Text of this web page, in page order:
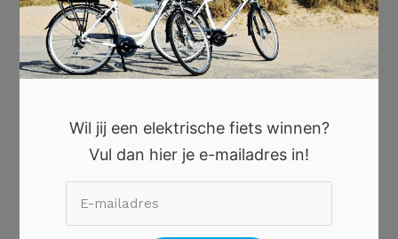
november 2025
oktober 2025
augustus 2025
mei 2025
januari 2025
december 2024
november 2024
Wil jij een elektrische fiets winnen?
Vul dan hier je e-mailadres in!